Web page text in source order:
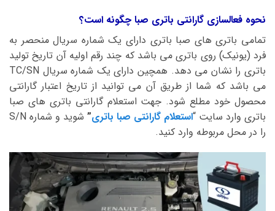
نحوه فعالسازی گارانتی باتری صبا چگونه است؟
تمامی باتری های صبا باتری دارای یک شماره سریال منحصر به
فرد (یونیک) روی باتری می باشد که چند رقم اولیه آن تاریخ تولید
باتری را نشان می دهد. همچین دارای یک شماره سریال TC/SN
می باشد که شما از طریق آن می توانید از تاریخ اعتبار گارانتی
محصول خود مطلع شود. جهت استعلام گارانتی باتری های صبا
باتری وارد سایت “استعلام گارانتی صبا باتری”
شوید و شماره S/N
را در محل مربوطه وارد کنید.